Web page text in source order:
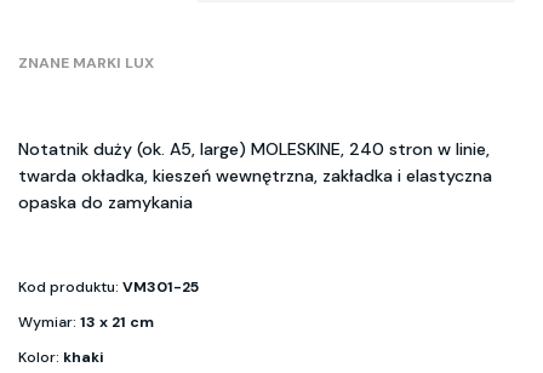
ZNANE MARKI LUX
Notatnik duży (ok. A5, large) MOLESKINE, 240 stron w linie,
twarda okładka, kieszeń wewnętrzna, zakładka i elastyczna
opaska do zamykania
Kod produktu: VM301-25
Wymiar: 13 x 21 cm
Kolor: khaki